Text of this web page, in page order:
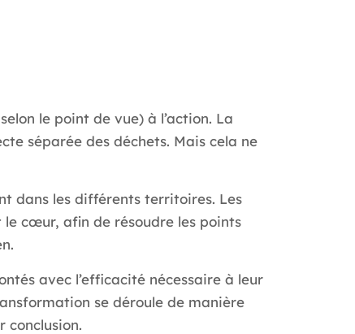
le point de vue) à l’action. La
séparée des déchets. Mais cela ne
dans les différents territoires. Les
le cœur, afin de résoudre les points
avec l’efficacité nécessaire à leur
se déroule de manière
conclusion.